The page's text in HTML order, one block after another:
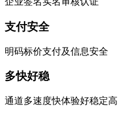
支付安全
明码标价支付及信息安全
多快好稳
通道多速度快体验好稳定高